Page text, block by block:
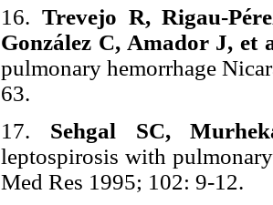
16. Trevejo R, Rigau-
González C, Amador J, et
pulmonary hemorrhage
63.
17. Sehgal SC,
leptospirosis with
Med Res 1995; 102: 9-12.